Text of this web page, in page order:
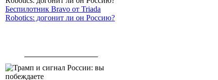
Беспилотник Bravo от Triada
Robotics: догонит ли он Россию?